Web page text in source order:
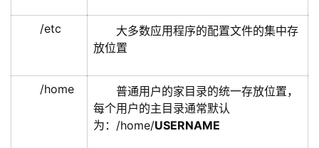
/etc
大多数应用程序的配置文件的集中存
放位置
/home
普通用户的家目录的统一存放位置，
每个用户的主目录通常默认
为：/home/USERNAME